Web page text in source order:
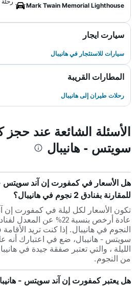
Mark Twain Memorial Lighthouse
سيارت ايجار
سيارات للاستئجار في هانيبال
المطارات القريبة
رحلات طيران إلى هانيبال
الأسئلة الشائعة عند
سويتس - هانيبال
هل الأسعار في كمفورت إن آند سويتس -
للمقارنة بفنادق 2 نجوم في هانيبال؟
تكون الأسعار لكل ليلة في كمفورت إن
النجوم في هانيبال. إذا كنت تريد
من النجوم.
هل يعتبر كمفورت إن آند سويتس -